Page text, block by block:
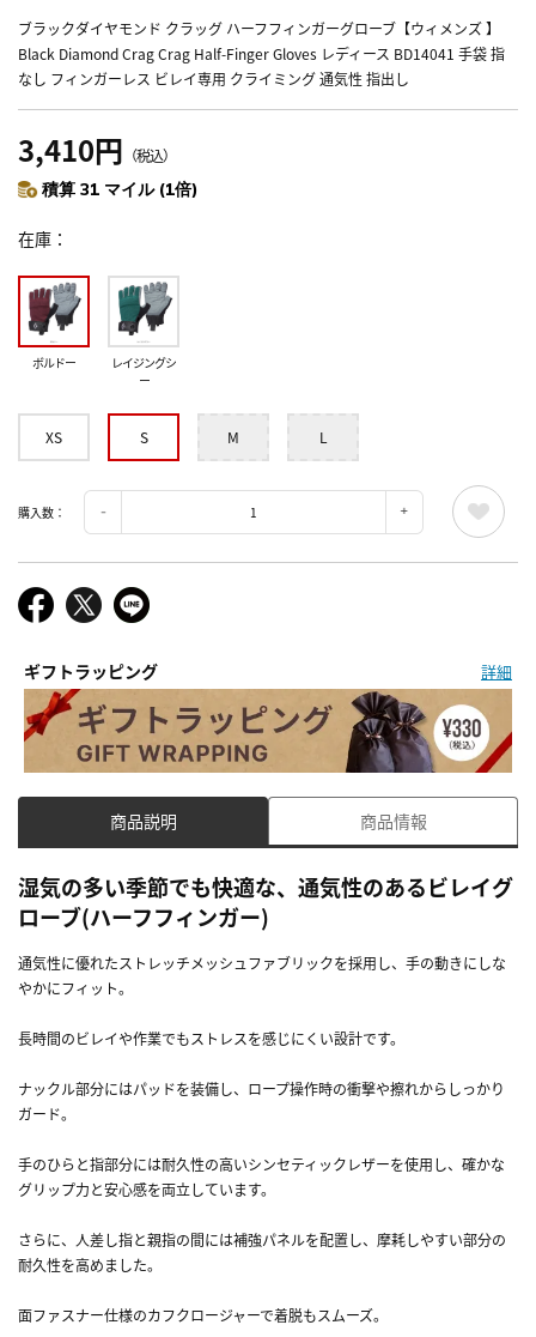
ブラックダイヤモンド クラッグ ハーフフィンガーグローブ【ウィメンズ 】
Black Diamond Crag Crag Half-Finger Gloves レディース BD14041 手袋 指
なし フィンガーレス ビレイ専用 クライミング 通気性 指出し
3,410円 （税込）
積算 31 マイル (1倍)
在庫
ボルドー
レイジングシ
ー
XS S M L
購入数：
ギフトラッピング 詳細
商品説明 商品情報
湿気の多い季節でも快適な、通気性のあるビレイグ
ローブ(ハーフフィンガー)
通気性に優れたストレッチメッシュファブリックを採用し、手の動きにしな
やかにフィット。
長時間のビレイや作業でもストレスを感じにくい設計です。
ナックル部分にはパッドを装備し、ロープ操作時の衝撃や擦れからしっかり
ガード。
手のひらと指部分には耐久性の高いシンセティックレザーを使用し、確かな
グリップ力と安心感を両立しています。
さらに、人差し指と親指の間には補強パネルを配置し、摩耗しやすい部分の
耐久性を高めました。
面ファスナー仕様のカフクロージャーで着脱もスムーズ。